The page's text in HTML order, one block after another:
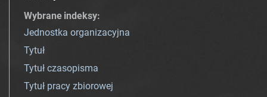
Wybrane indeksy:
Jednostka organizacyjna
Tytuł
Tytuł czasopisma
Tytuł pracy zbiorowej